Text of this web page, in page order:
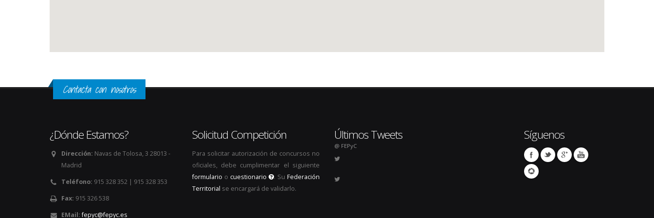
Contacta con nosotros
¿Dónde Estamos?
Dirección: Navas de Tolosa, 3 28013 -
Madrid
Teléfono: 915 328 352 | 915 328 353
Fax: 915 326 538
EMail: fepyc@fepyc.es
Solicitud Competición
Para solicitar autorización de concursos no
oficiales, debe cumplimentar el siguiente
formulario o cuestionario . SuFederación
Territorial se encargará de validarlo.
Últimos Tweets
@ FEPyC
Síguenos